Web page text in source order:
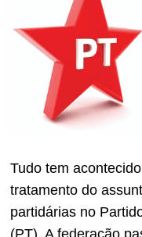
Tudo tem
tratamento do
partidárias no
(PT). A federação